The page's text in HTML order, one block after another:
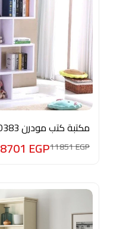
مكتبة كتب مودرن M0383
11851EGP
8701 EGP